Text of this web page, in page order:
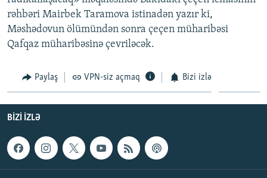
rəhbəri Mairbek Taramova istinadən yazır ki,
Məshədovun ölümündən sonra çeçen müharibəsi
Qafqaz müharibəsinə çevriləcək.
Paylaş VPN-siz açmaq Bizi izlə
BIZI IZLƏ